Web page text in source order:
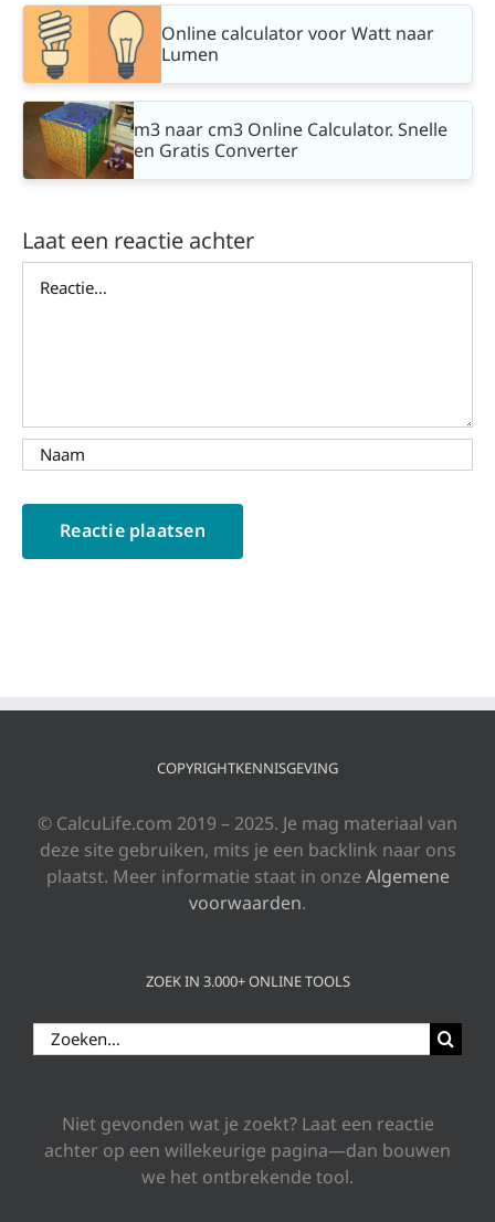
Online calculator voor Watt naar
Lumen
m3 naar cm3 Online Calculator. Snelle
en Gratis Converter
Laat een reactie achter
COPYRIGHTKENNISGEVING
© CalcuLife.com 2019 – 2025. Je mag materiaal van
deze site gebruiken, mits je een backlink naar ons
plaatst. Meer informatie staat in onze Algemene
voorwaarden.
ZOEK IN 3.000+ ONLINE TOOLS
Zoeken
naar:
Niet gevonden wat je zoekt? Laat een reactie
achter op een willekeurige pagina—dan bouwen
we het ontbrekende tool.